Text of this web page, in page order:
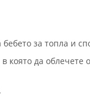
за топла и
да облечете